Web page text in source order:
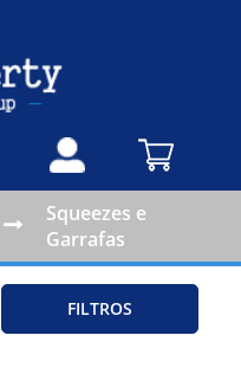
Squeezes e
Garrafas
FILTROS